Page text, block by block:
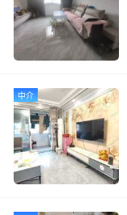
中介